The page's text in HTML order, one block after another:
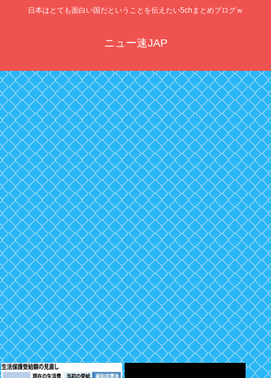
日本はとても面白い国だということを伝えたい5chまとめブログｗ
ニュー速JAP